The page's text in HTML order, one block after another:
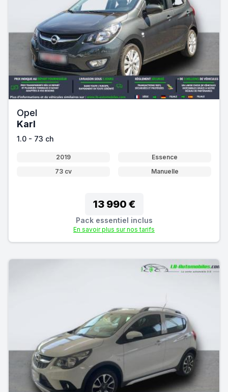
Opel
Karl
1.0 - 73 ch
2019
Essence
73 cv
Manuelle
13 990 €
Pack essentiel inclus
En savoir plus sur nos tarifs